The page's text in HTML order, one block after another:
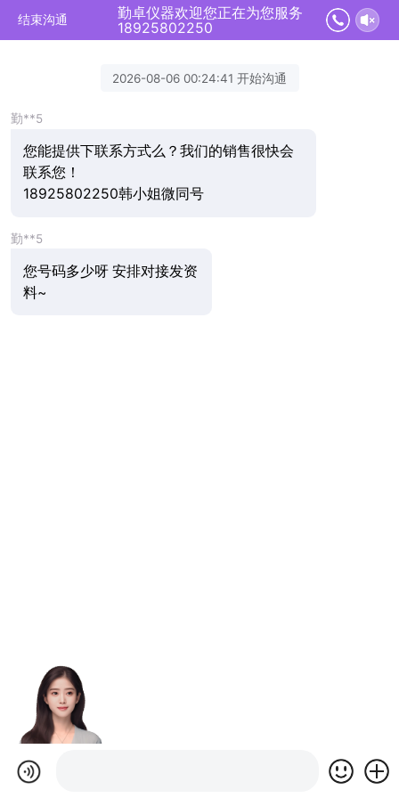
结束沟通
勤卓仪器欢迎您正在为您服务
18925802250
2026-08-06 00:24:41 开始沟通
勤**5
您能提供下联系方式么？我们的销售很快会
联系您！
18925802250韩小姐微同号
勤**5
您号码多少呀 安排对接发资
料~